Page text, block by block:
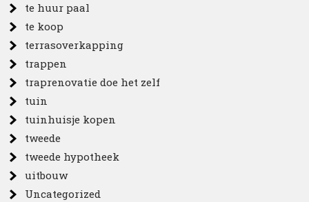
te huur paal
te koop
terrasoverkapping
trappen
traprenovatie doe het zelf
tuin
tuinhuisje kopen
tweede
tweede hypotheek
uitbouw
Uncategorized